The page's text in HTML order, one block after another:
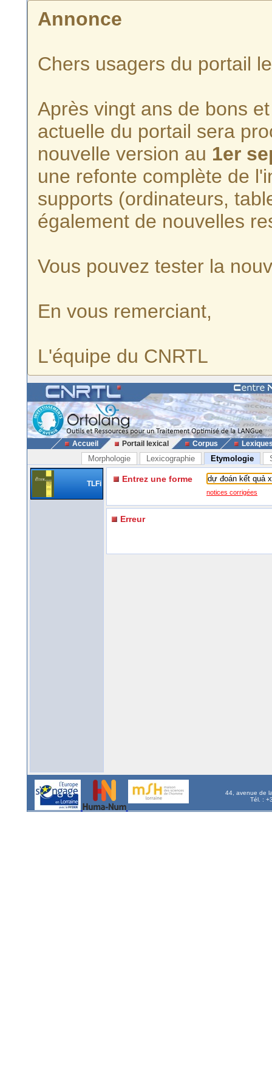
Annonce
Chers usagers du portail
Après vingt ans de bons
actuelle du portail sera
nouvelle version au 1er
une refonte complète de
supports (ordinateurs,
également de nouvelles
Vous pouvez tester la
En vous remerciant,
L'équipe du CNRTL
Accueil Portail lexical Corpus
Morphologie Lexicographie Etymologie
TLFi Entrez une forme
notices corrigées
Erreur
44, avenue de
Tél. :